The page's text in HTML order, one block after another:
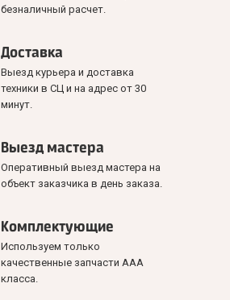
безналичный расчет.
Доставка
Выезд курьера и доставка
техники в СЦ и на адрес от 30
минут.
Выезд мастера
Оперативный выезд мастера на
объект заказчика в день заказа.
Комплектующие
Используем только
качественные запчасти ААА
класса.